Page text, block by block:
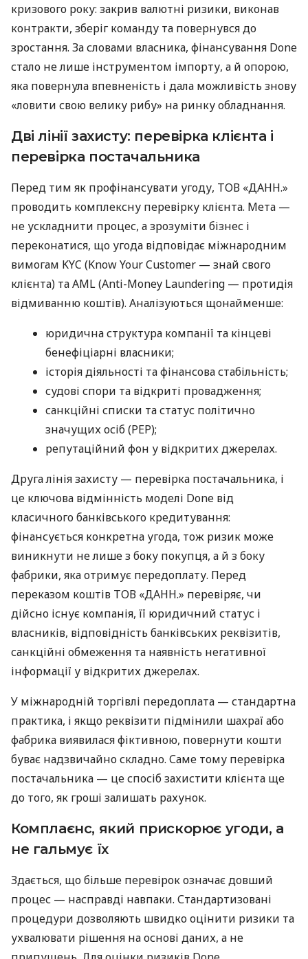
кризового року: закрив валютні ризики, виконав
контракти, зберіг команду та повернувся до
зростання. За словами власника, фінансування Done
стало не лише інструментом імпорту, а й опорою,
яка повернула впевненість і дала можливість знову
«ловити свою велику рибу» на ринку обладнання.
Дві лінії захисту: перевірка клієнта і
перевірка постачальника
Перед тим як профінансувати угоду, ТОВ «ДАНН.»
проводить комплексну перевірку клієнта. Мета —
не ускладнити процес, а зрозуміти бізнес і
переконатися, що угода відповідає міжнародним
вимогам KYC (Know Your Customer — знай свого
клієнта) та AML (Anti-Money Laundering — протидія
відмиванню коштів). Аналізуються щонайменше:
юридична структура компанії та кінцеві
бенефіціарні власники;
історія діяльності та фінансова стабільність;
судові спори та відкриті провадження;
санкційні списки та статус політично
значущих осіб (PEP);
репутаційний фон у відкритих джерелах.
Друга лінія захисту — перевірка постачальника, і
це ключова відмінність моделі Done від
класичного банківського кредитування:
фінансується конкретна угода, тож ризик може
виникнути не лише з боку покупця, а й з боку
фабрики, яка отримує передоплату. Перед
переказом коштів ТОВ «ДАНН.» перевіряє, чи
дійсно існує компанія, її юридичний статус і
власників, відповідність банківських реквізитів,
санкційні обмеження та наявність негативної
інформації у відкритих джерелах.
У міжнародній торгівлі передоплата — стандартна
практика, і якщо реквізити підмінили шахраї або
фабрика виявилася фіктивною, повернути кошти
буває надзвичайно складно. Саме тому перевірка
постачальника — це спосіб захистити клієнта ще
до того, як гроші залишать рахунок.
Комплаєнс, який прискорює угоди, а
не гальмує їх
Здається, що більше перевірок означає довший
процес — насправді навпаки. Стандартизовані
процедури дозволяють швидко оцінити ризики та
ухвалювати рішення на основі даних, а не